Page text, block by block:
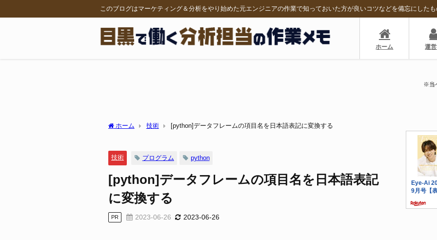
このブログはマーケティング＆分析をやり始めた元エンジニアの作業で知っておいた方が良いコツなどを備忘にした
ホーム 運
※当
ホーム 技術 [python]データフレームの項目名を日本語表記に変換する
技術 プログラム python
[python]データフレームの項目名を日本語表記
に変換する
PR 2023-06-26 2023-06-26